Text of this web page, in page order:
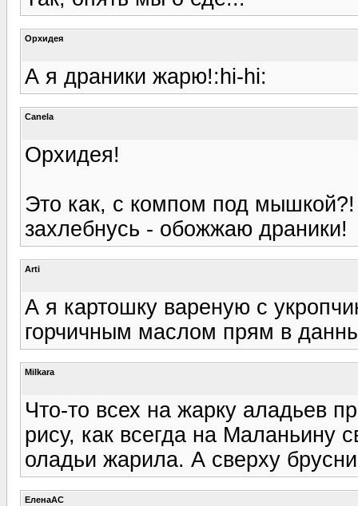
Орхидея
А я драники жарю!:hi-hi:
Canela
Орхидея!
Это как, с компом под
захлебнусь - обожжаю драники!
Arti
А я картошку вареную с
горчичным маслом прям в
Milkara
Что-то всех на жарку аладьев
рису, как всегда на Маланьину
оладьи жарила. А сверху
ЕленаАС